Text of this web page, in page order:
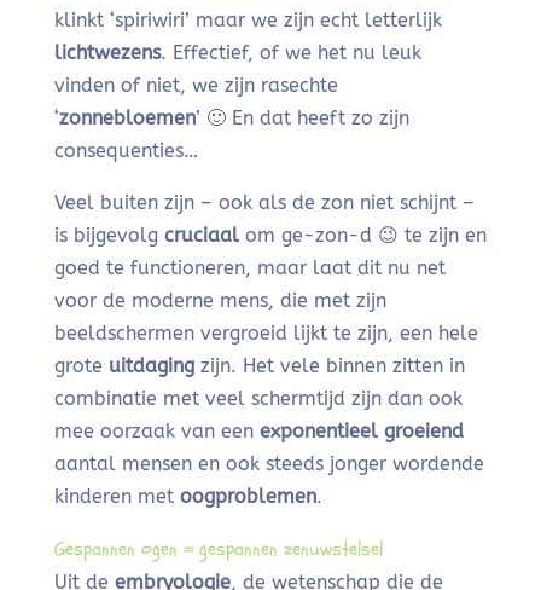
klinkt ‘spiriwiri’ maar we zijn echt letterlijk
lichtwezens. Effectief, of we het nu leuk
vinden of niet, we zijn rasechte
‘zonnebloemen’ 🙂 En dat heeft zo zijn
consequenties…
Veel buiten zijn – ook als de zon niet schijnt –
is bijgevolg cruciaalom ge-zon-d 😉 te zijn en
goed te functioneren, maar laat dit nu net
voor de moderne mens, die met zijn
beeldschermen vergroeid lijkt te zijn, een hele
grote uitdagingzijn. Het vele binnen zitten in
combinatie met veel schermtijd zijn dan ook
mee oorzaak van een exponentieel groeiend
aantal mensen en ook steeds jonger wordende
kinderen met oogproblemen.
Gespannen ogen = gespannen zenuwstelsel
Uit de embryologie, de wetenschap die de